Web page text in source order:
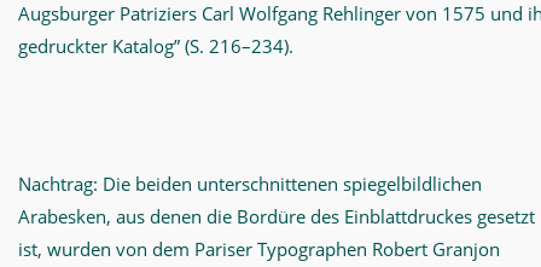
Augsburger Patriziers Carl Wolfgang Rehlinger von 1575 und
gedruckter Katalog” (S. 216–234).
Nachtrag: Die beiden unterschnittenen spiegelbildlichen
Arabesken, aus denen die Bordüre des Einblattdruckes gesetzt
ist, wurden von dem Pariser Typographen Robert Granjon